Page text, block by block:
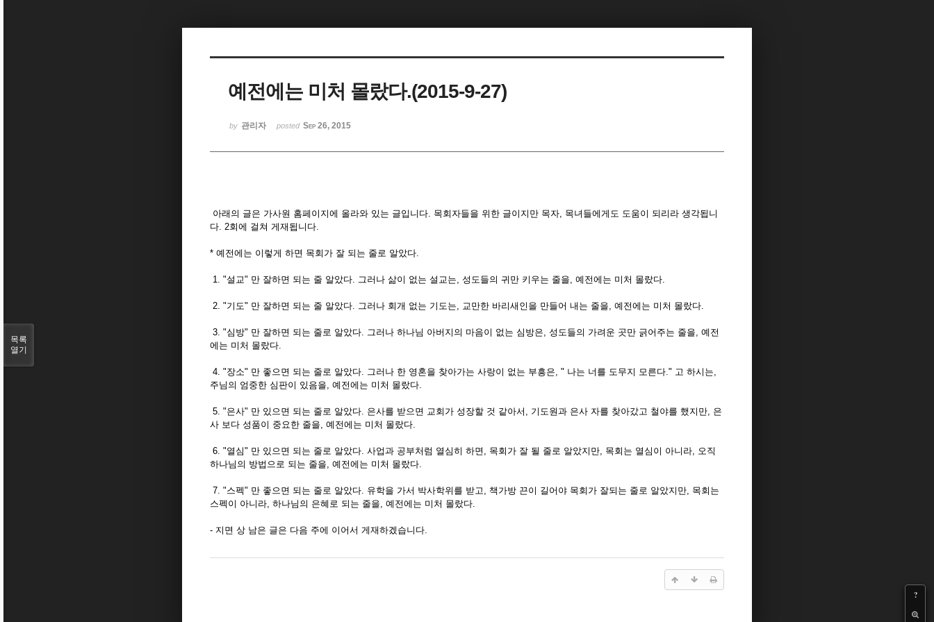
예전에는 미처 몰랐다.(2015-9-27)
by 관리자 posted Sep 26, 2015
?
아래의 글은 가사원 홈페이지에 올라와 있는 글입니다. 목회자들을 위한 글이지만 목자, 목녀들에게도 도움이 되리라 생각됩니
다. 2회에 걸쳐 게재됩니다.
* 예전에는 이렇게 하면 목회가 잘 되는 줄로 알았다.
1. "설교" 만 잘하면 되는 줄 알았다. 그러나 삶이 없는 설교는, 성도들의 귀만 키우는 줄을, 예전에는 미처 몰랐다.
2. "기도" 만 잘하면 되는 줄 알았다. 그러나 회개 없는 기도는, 교만한 바리새인을 만들어 내는 줄을, 예전에는 미처 몰랐다.
3. "심방" 만 잘하면 되는 줄로 알았다. 그러나 하나님 아버지의 마음이 없는 심방은, 성도들의 가려운 곳만 긁어주는 줄을, 예전
에는 미처 몰랐다.
4. "장소" 만 좋으면 되는 줄로 알았다. 그러나 한 영혼을 찾아가는 사랑이 없는 부흥은, " 나는 너를 도무지 모른다." 고 하시는,
주님의 엄중한 심판이 있음을, 예전에는 미처 몰랐다.
5. "은사" 만 있으면 되는 줄로 알았다. 은사를 받으면 교회가 성장할 것 같아서, 기도원과 은사 자를 찾아갔고 철야를 했지만, 은
사 보다 성품이 중요한 줄을, 예전에는 미처 몰랐다.
6. "열심" 만 있으면 되는 줄로 알았다. 사업과 공부처럼 열심히 하면, 목회가 잘 될 줄로 알았지만, 목회는 열심이 아니라, 오직
하나님의 방법으로 되는 줄을, 예전에는 미처 몰랐다.
7. "스펙" 만 좋으면 되는 줄로 알았다. 유학을 가서 박사학위를 받고, 책가방 끈이 길어야 목회가 잘되는 줄로 알았지만, 목회는
스펙이 아니라, 하나님의 은혜로 되는 줄을, 예전에는 미처 몰랐다.
- 지면 상 남은 글은 다음 주에 이어서 게재하겠습니다.
목록
열기
Sketchbook5, 스케치북5
Sketchbook5, 스케치북5